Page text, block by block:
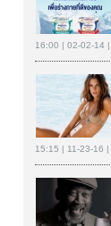
16:00 | 02-02-14 |
15:15 | 11-23-16 |